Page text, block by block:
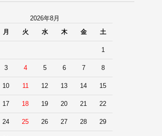
2026年8月
月 火 水 木 金 土
1
3 4 5 6 7 8
10 11 12 13 14 15
17 18 19 20 21 22
24 25 26 27 28 29